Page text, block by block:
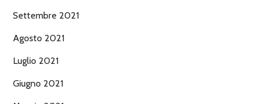
Settembre 2021
Agosto 2021
Luglio 2021
Giugno 2021